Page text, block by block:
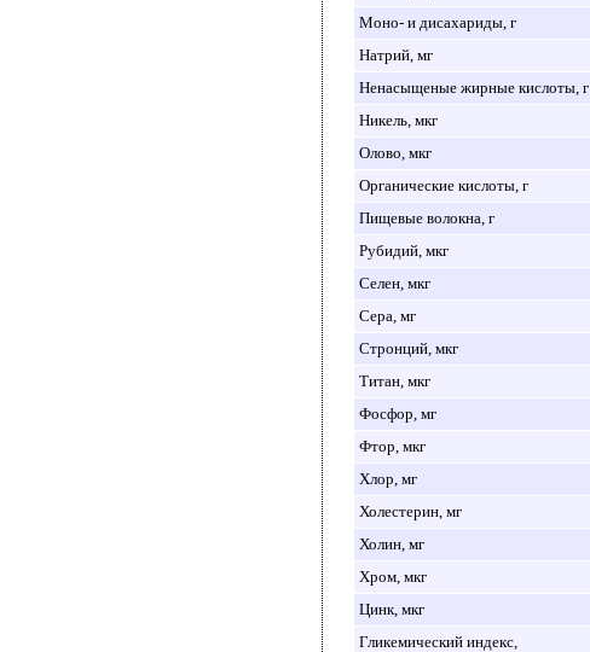
Моно- и дисахариды, г
Натрий, мг
Ненасыщеные жирные кислоты, г
Никель, мкг
Олово, мкг
Органические кислоты, г
Пищевые волокна, г
Рубидий, мкг
Селен, мкг
Сера, мг
Стронций, мкг
Титан, мкг
Фосфор, мг
Фтор, мкг
Хлор, мг
Холестерин, мг
Холин, мг
Хром, мкг
Цинк, мкг
Гликемический индекс,